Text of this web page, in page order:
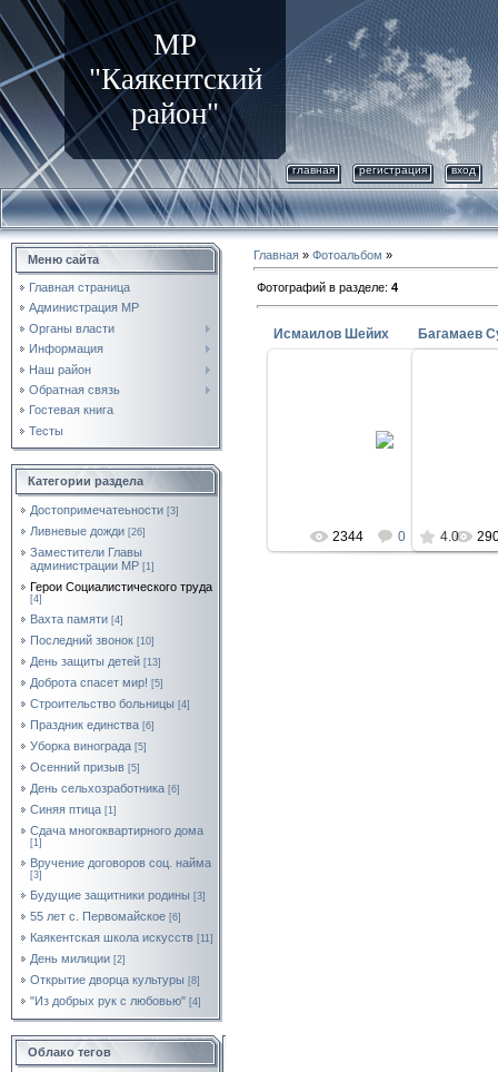
МР
"Каякентский
район"
главная регистрация вход
Меню сайта
Главная страница
Администрация МР
Органы власти
Информация
Наш район
Обратная связь
Гостевая книга
Тесты
Категории раздела
Достопримечатеьности [3]
Ливневые дожди [26]
Заместители Главы
администрации МР [1]
Герои Социалистического труда
[4]
Вахта памяти [4]
Последний звонок [10]
День защиты детей [13]
Доброта спасет мир! [5]
Строительство больницы [4]
Праздник единства [6]
Уборка винограда [5]
Осенний призыв [5]
День сельхозработника [6]
Синяя птица [1]
Сдача многоквартирного дома
[1]
Вручение договоров соц. найма
[3]
Будущие защитники родины [3]
55 лет с. Первомайское [6]
Каякентская школа искусств [11]
День милиции [2]
Открытие дворца культуры [8]
"Из добрых рук с любовью" [4]
Облако тегов
Главная » Фотоальбом »
Фотографий в разделе: 4
Исмаилов Шейих
Исмаилов Шейих
2344 0 4.0
Багамаев